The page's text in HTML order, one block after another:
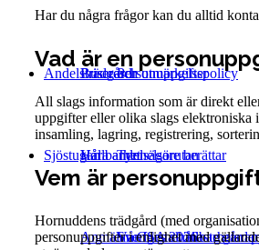
BussresorPersonuppgiftspolicy
Priser och utmärkelser
Tynnelsörutan
Sveriges skönaste gårdar
Hållbarhet
Vår första
Andelsträdgård
Våra andelsägare berättar
Anmälan CSA 2026
Sjöstugan
Har du några frågor kan du alltid
Vad är en
All slags information som är direkt
uppgifter eller olika slags elektroniska
insamling, lagring, registrering,
Vem är
Hornuddens trädgård (med
personuppgifter i enlighet med